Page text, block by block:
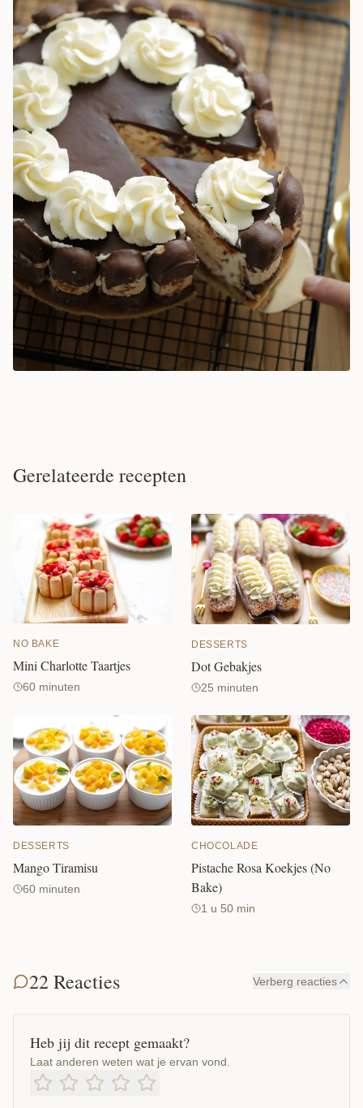
Gerelateerde recepten
NO BAKE
Mini Charlotte Taartjes
60 minuten
DESSERTS
Dot Gebakjes
25 minuten
DESSERTS
Mango Tiramisu
60 minuten
CHOCOLADE
Pistache Rosa Koekjes (No
Bake)
1 u 50 min
22 Reacties Verberg reacties
Heb jij dit recept gemaakt?
Laat anderen weten wat je ervan vond.